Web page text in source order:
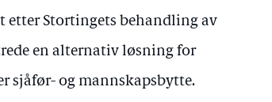
etter Stortingets behandling av
en alternativ løsning for
sjåfør- og mannskapsbytte.